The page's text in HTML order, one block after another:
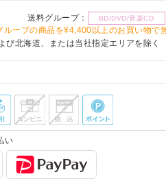
送料グループ： BD/DVD/音楽CD
ループの商品を¥4,400以上のお買い物で
北海道、または当社指定エリアを除く
い